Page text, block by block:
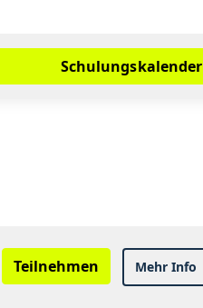
Schulungskalender
Teilnehmen Mehr Info